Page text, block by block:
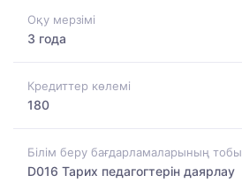
Оқу мерзімі
3 года
Кредиттер көлемі
180
Білім беру бағдарламаларының тобы
D016 Тарих педагогтерін даярлау